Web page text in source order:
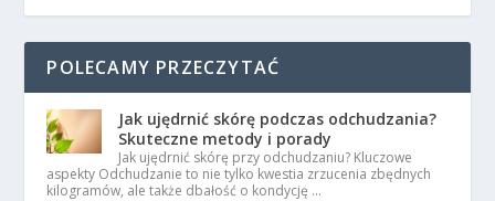
POLECAMY PRZECZYTAĆ
Jak ujędrnić skórę podczas odchudzania?
Skuteczne metody i porady
Jak ujędrnić skórę przy odchudzaniu? Kluczowe
aspekty Odchudzanie to nie tylko kwestia zrzucenia zbędnych
kilogramów, ale także dbałość o kondycję …